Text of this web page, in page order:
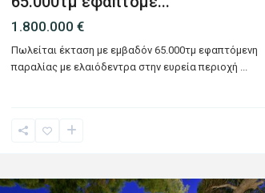
1.800.000 €
Πωλείται έκταση με εμβαδόν 65.000τμ εφαπτόμενη
παραλίας με ελαιόδεντρα στην ευρεία περιοχή